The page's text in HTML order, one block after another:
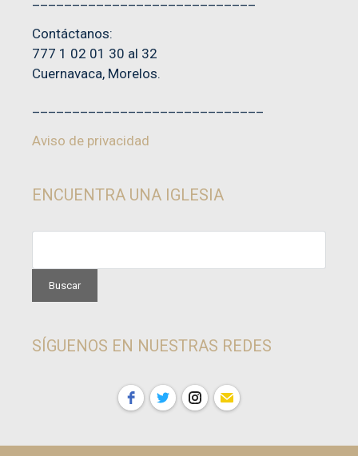
Contáctanos:
777 1 02 01 30 al 32
Cuernavaca, Morelos.
Aviso de privacidad
ENCUENTRA UNA IGLESIA
SÍGUENOS EN NUESTRAS REDES